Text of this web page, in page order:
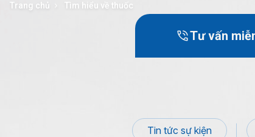
Trang chủ Tìm hiểu về thuốc
Tư vấn
Tin tức sự kiện